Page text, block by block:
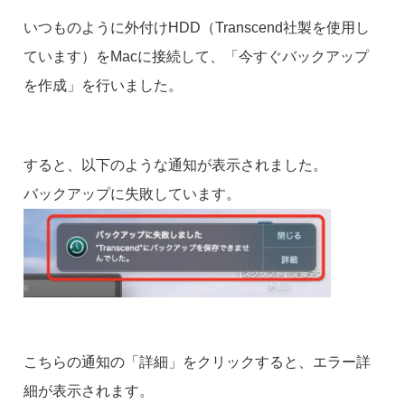
いつものように外付けHDD（Transcend社製を使用し
ています）をMacに接続して、「今すぐバックアップ
を作成」を行いました。
すると、以下のような通知が表示されました。
バックアップに失敗しています。
こちらの通知の「詳細」をクリックすると、エラー詳
細が表示されます。